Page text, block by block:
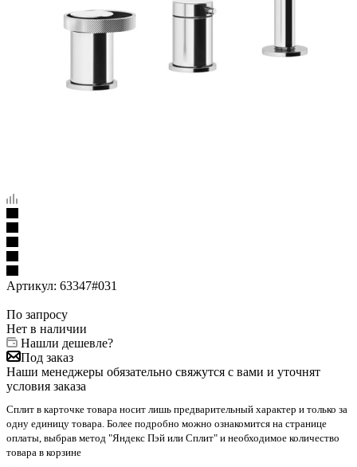
Артикул: 63347#031
По запросу
Нет в наличии
Нашли дешевле?
Под заказ
Наши менеджеры обязательно свяжутся с вами и уточнят
условия заказа
Сплит в карточке товара носит лишь предварительный характер и только за
одну единицу товара. Более подробно можно ознакомится на странице
оплаты, выбрав метод "Яндекс Пэй или Сплит" и необходимое количество
товара в корзине